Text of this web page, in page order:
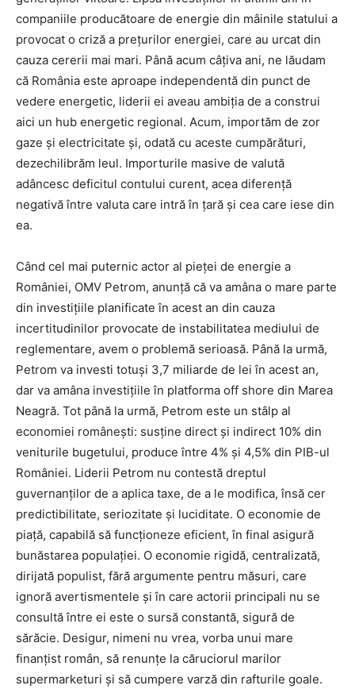
companiile producătoare de energie din mâinile statului a
provocat o criză a prețurilor energiei, care au urcat din
cauza cererii mai mari. Până acum câțiva ani, ne lăudam
că România este aproape independentă din punct de
vedere energetic, liderii ei aveau ambiția de a construi
aici un hub energetic regional. Acum, importăm de zor
gaze și electricitate și, odată cu aceste cumpărături,
dezechilibrăm leul. Importurile masive de valută
adâncesc deficitul contului curent, acea diferență
negativă între valuta care intră în țară și cea care iese din
ea.
Când cel mai puternic actor al pieței de energie a
României, OMV Petrom, anunță că va amâna o mare parte
din investițiile planificate în acest an din cauza
incertitudinilor provocate de instabilitatea mediului de
reglementare, avem o problemă serioasă. Până la urmă,
Petrom va investi totuși 3,7 miliarde de lei în acest an,
dar va amâna investițiile în platforma off shore din Marea
Neagră. Tot până la urmă, Petrom este un stâlp al
economiei românești: susține direct și indirect 10% din
veniturile bugetului, produce între 4% și 4,5% din PIB-ul
României. Liderii Petrom nu contestă dreptul
guvernanților de a aplica taxe, de a le modifica, însă cer
predictibilitate, seriozitate și luciditate. O economie de
piață, capabilă să funcționeze eficient, în final asigură
bunăstarea populației. O economie rigidă, centralizată,
dirijată populist, fără argumente pentru măsuri, care
ignoră avertismentele și în care actorii principali nu se
consultă între ei este o sursă constantă, sigură de
sărăcie. Desigur, nimeni nu vrea, vorba unui mare
finanțist român, să renunțe la căruciorul marilor
supermarketuri și să cumpere varză din rafturile goale.